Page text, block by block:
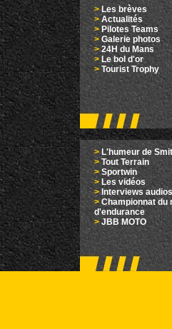
>Les brèves
> Actualités
> Pilotes Teams
>Galerie photos
>24H du Mans
>Le bol d'or
> Tourist Trophy
>L'humeur de
> Tout Terrain
> Sportwin
> Les vidéos
> Interviews audios
>Championnat du
d'endurance
> JBB MOTO